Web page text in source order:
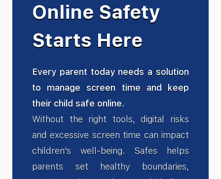
Online Safety
Starts Here
Every parent today needs a solution
to manage screen time and keep
their child safe online.
Without the right tools, digital risks
and excessive screen time can impact
children's well-being. Safes helps
parents set healthy boundaries,